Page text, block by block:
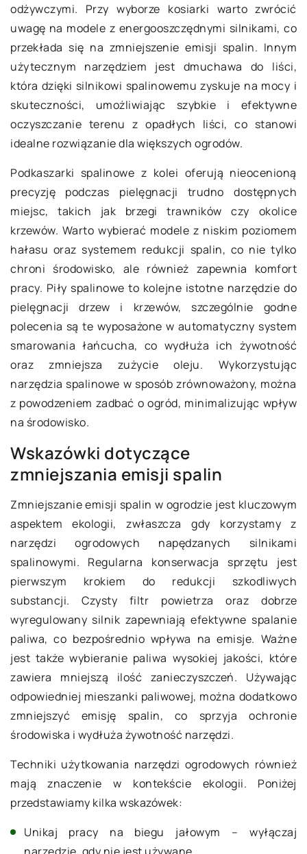
odżywczymi. Przy wyborze kosiarki warto zwrócić
uwagę na modele z energooszczędnymi silnikami, co
przekłada się na zmniejszenie emisji spalin. Innym
użytecznym narzędziem jest dmuchawa do liści,
która dzięki silnikowi spalinowemu zyskuje na mocy i
skuteczności, umożliwiając szybkie i efektywne
oczyszczanie terenu z opadłych liści, co stanowi
idealne rozwiązanie dla większych ogrodów.
Podkaszarki spalinowe z kolei oferują nieocenioną
precyzję podczas pielęgnacji trudno dostępnych
miejsc, takich jak brzegi trawników czy okolice
krzewów. Warto wybierać modele z niskim poziomem
hałasu oraz systemem redukcji spalin, co nie tylko
chroni środowisko, ale również zapewnia komfort
pracy. Piły spalinowe to kolejne istotne narzędzie do
pielęgnacji drzew i krzewów, szczególnie godne
polecenia są te wyposażone w automatyczny system
smarowania łańcucha, co wydłuża ich żywotność
oraz zmniejsza zużycie oleju. Wykorzystując
narzędzia spalinowe w sposób zrównoważony, można
z powodzeniem zadbać o ogród, minimalizując wpływ
na środowisko.
Wskazówki dotyczące
zmniejszania emisji spalin
Zmniejszanie emisji spalin w ogrodzie jest kluczowym
aspektem ekologii, zwłaszcza gdy korzystamy z
narzędzi ogrodowych napędzanych silnikami
spalinowymi. Regularna konserwacja sprzętu jest
pierwszym krokiem do redukcji szkodliwych
substancji. Czysty filtr powietrza oraz dobrze
wyregulowany silnik zapewniają efektywne spalanie
paliwa, co bezpośrednio wpływa na emisje. Ważne
jest także wybieranie paliwa wysokiej jakości, które
zawiera mniejszą ilość zanieczyszczeń. Używając
odpowiedniej mieszanki paliwowej, można dodatkowo
zmniejszyć emisję spalin, co sprzyja ochronie
środowiska i wydłuża żywotność narzędzi.
Techniki użytkowania narzędzi ogrodowych również
mają znaczenie w kontekście ekologii. Poniżej
przedstawiamy kilka wskazówek:
Unikaj pracy na biegu jałowym – wyłączaj
narzędzie, gdy nie jest używane.